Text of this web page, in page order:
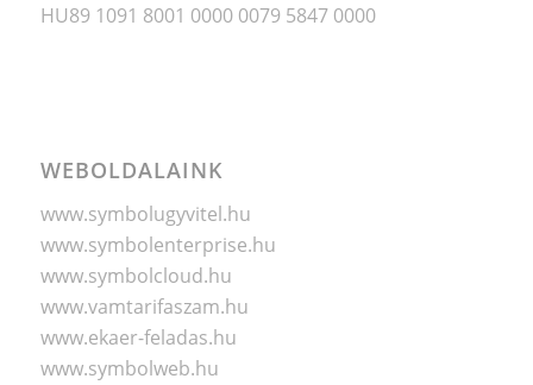
HU89 1091 8001 0000 0079 5847 0000
WEBOLDALAINK
www.symbolugyvitel.hu
www.symbolenterprise.hu
www.symbolcloud.hu
www.vamtarifaszam.hu
www.ekaer-feladas.hu
www.symbolweb.hu